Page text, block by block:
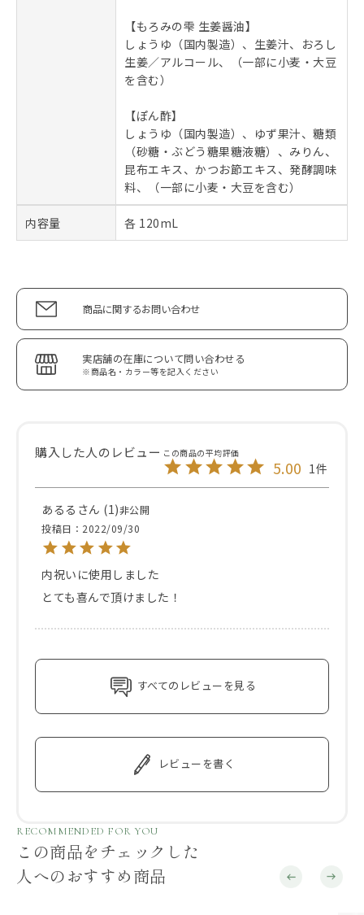
【もろみの雫 生姜醤油】
しょうゆ（国内製造）、生姜汁、おろし
生姜／アルコール、（一部に小麦・大豆
を含む）
【ぽん酢】
しょうゆ（国内製造）、ゆず果汁、糖類
（砂糖・ぶどう糖果糖液糖）、みりん、
昆布エキス、かつお節エキス、発酵調味
料、（一部に小麦・大豆を含む）
内容量 各 120mL
商品に関するお問い合わせ
実店舗の在庫について問い合わせる
※商品名・カラー等を記入ください
5.00 1
あるる 1 非公開
投稿日
2022/09/30
内祝いに使用しました
とても喜んで頂けました！
すべてのレビューを見る
レビューを書く
RECOMMENDED FOR YOU
この商品をチェックした
人へのおすすめ商品